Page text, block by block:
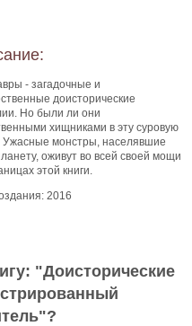
- загадочные и
доисторические
Но были ли они
хищниками в эту суровую
Ужасные монстры, населявшие
оживут во всей своей мощи
этой книги.
2016
"Доисторические
"?